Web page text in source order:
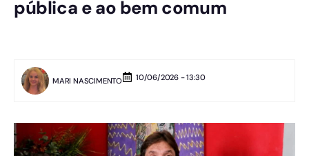
pública e ao bem comum
MARI NASCIMENTO 10/06/2026 - 13:30